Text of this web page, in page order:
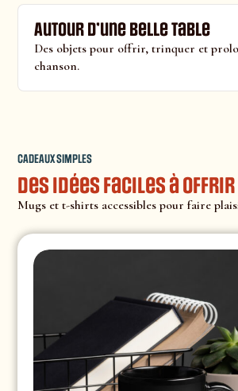
Autour d’une belle table
Des objets pour offrir, trinquer et
chanson.
CADEAUX SIMPLES
Des idées faciles à offrir
Mugs et t-shirts accessibles pour faire